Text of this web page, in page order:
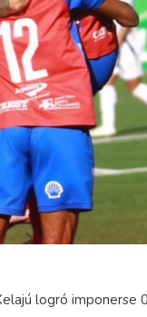
logró imponerse